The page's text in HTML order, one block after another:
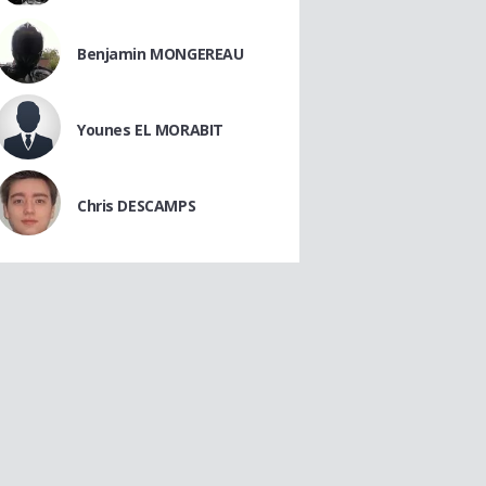
Benjamin MONGEREAU
Younes EL MORABIT
Chris DESCAMPS